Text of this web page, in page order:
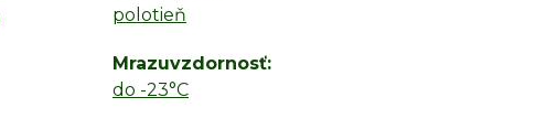
polotieň
Mrazuvzdornosť
do -23°C